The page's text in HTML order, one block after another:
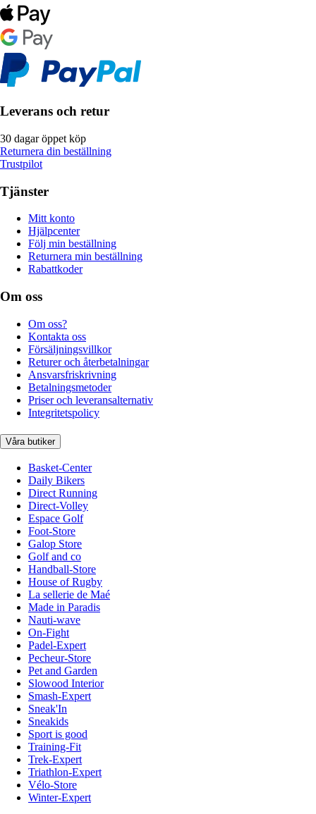
Leverans och retur
30 dagar öppet köp
Returnera din beställning
Trustpilot
Tjänster
Mitt konto
Hjälpcenter
Följ min beställning
Returnera min beställning
Rabattkoder
Om oss
Om oss?
Kontakta oss
Försäljningsvillkor
Returer och återbetalningar
Ansvarsfriskrivning
Betalningsmetoder
Priser och leveransalternativ
Integritetspolicy
Våra butiker
Basket-Center
Daily Bikers
Direct Running
Direct-Volley
Espace Golf
Foot-Store
Galop Store
Golf and co
Handball-Store
House of Rugby
La sellerie de Maé
Made in Paradis
Nauti-wave
On-Fight
Padel-Expert
Pecheur-Store
Pet and Garden
Slowood Interior
Smash-Expert
Sneak'In
Sneakids
Sport is good
Training-Fit
Trek-Expert
Triathlon-Expert
Vélo-Store
Winter-Expert